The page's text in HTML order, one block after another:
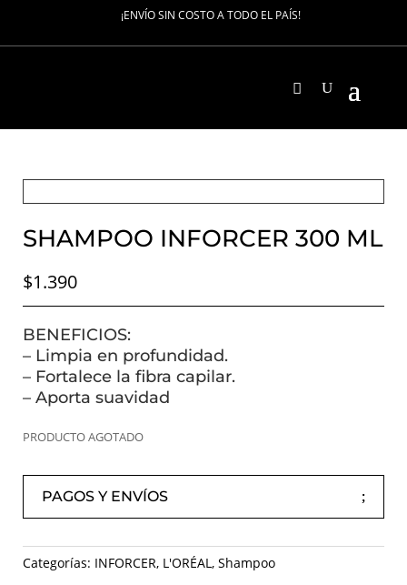
¡ENVÍO SIN COSTO A TODO EL PAÍS!
SHAMPOO INFORCER 300 ML
$1.390
BENEFICIOS:
– Limpia en profundidad.
– Fortalece la fibra capilar.
– Aporta suavidad
PRODUCTO AGOTADO
PAGOS Y ENVÍOS
Categorías: INFORCER, L'ORÉAL, Shampoo